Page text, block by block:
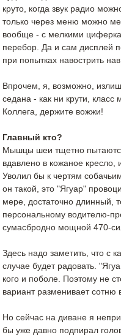
круто, когда звук радио
только через меню можно
вообще - с мелкими
перебор. Да и сам дисплей
при попытках навострить
Впрочем, я, возможно,
седана - как ни крути, класс
Коллега, держите вожжи!
Главный кто?
Мышцы шеи тщетно пытаются
вдавлено в кожаное
Уволил бы к чертям
он такой, это "Ягуар"
мере, достаточно длинный,
персональному водителю-
сумасбродно мощной 470-
Здесь надо заметить, что с
случае будет радовать.
кого и поболе. Поэтому не
вариант разменивает сотню
Но сейчас на диване я
бы уже давно подпирал